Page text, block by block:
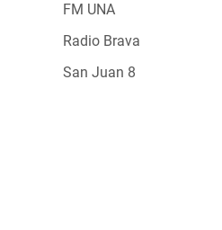
FM UNA
Radio Brava
San Juan 8